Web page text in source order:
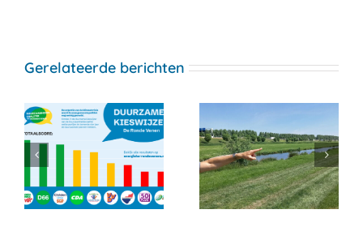
Gerelateerde berichten